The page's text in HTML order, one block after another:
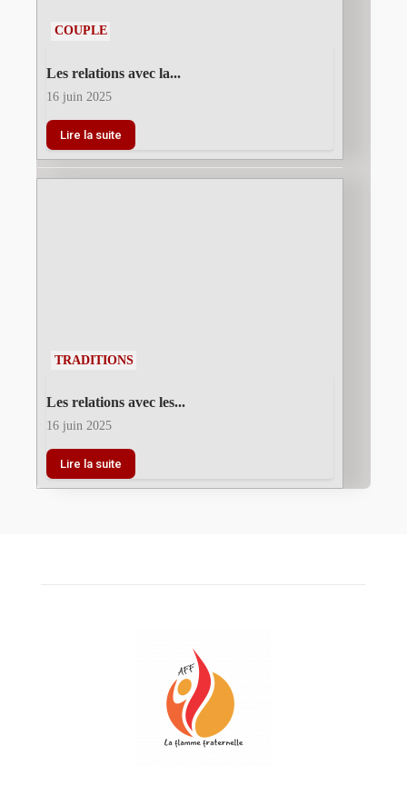
COUPLE
Les relations avec la...
16 juin 2025
Lire la suite
TRADITIONS
Les relations avec les...
16 juin 2025
Lire la suite